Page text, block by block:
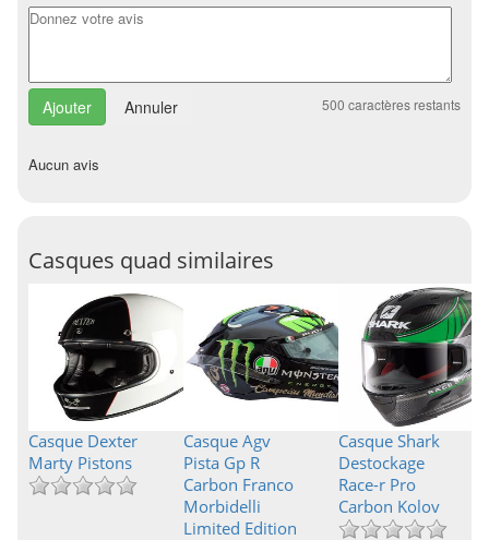
Annuler 500 caractères restants
Aucun avis
Casques quad similaires
Casque Dexter
Marty Pistons
Casque Agv
Pista Gp R
Carbon Franco
Morbidelli
Limited Edition
Casque Shark
Destockage
Race-r Pro
Carbon Kolov